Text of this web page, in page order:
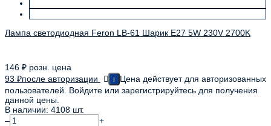
Лампа светодиодная Feron LB-61 Шарик E27 5W 230V 2700K
146 ₽ розн. цена
93 ₽после авторизации i
Цена действует для авторизованных
пользователей. Войдите или зарегистрируйтесь для получения
данной цены.
В наличии: 4108 шт.
–
+